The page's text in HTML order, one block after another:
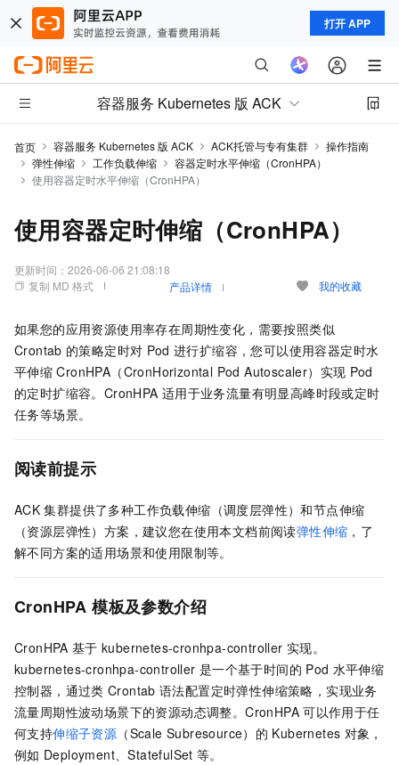
打开 APP
容器服务 Kubernetes 版 ACK
首页 容器服务 Kubernetes 版 ACK ACK托管与专有集群
操作指南
弹性伸缩
工作负载伸缩
容器定时水平伸缩（CronHPA）
使用容器定时水平伸缩（CronHPA）
使用容器定时伸缩（CronHPA）
更新时间： 2026-06-06 21:08:18
复制 MD 格式
产品详情 我的收藏
如果您的应用资源使用率存在周期性变化，需要按照类似
Crontab 的策略定时对 Pod 进行扩缩容，您可以使用容器定时水
平伸缩 CronHPA（CronHorizontal Pod Autoscaler）实现 Pod
的定时扩缩容。CronHPA 适用于业务流量有明显高峰时段或定时
任务等场景。
阅读前提示
ACK 集群提供了多种工作负载伸缩 （调度层弹性）和节点伸缩
（资源层弹性）方案，建议您在使用本文档前阅读弹性伸缩 ，了
解不同方案的适用场景和使用限制等。
CronHPA 模板及参数介绍
CronHPA 基于 kubernetes-cronhpa-controller 实现。
kubernetes-cronhpa-controller 是一个基于时间的 Pod 水平伸缩
控制器，通过类 Crontab 语法配置定时弹性伸缩策略，实现业务
流量周期性波动场景下的资源动态调整。CronHPA 可以作用于任
何支持伸缩子资源 （Scale Subresource）的 Kubernetes 对象，
例如 Deployment、StatefulSet 等。